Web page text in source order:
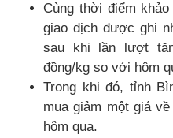
Cùng thời điểm
giao dịch được ghi
sau khi lần lượt
đồng/kg so với hôm
Trong khi đó, tỉnh
mua giảm một giá
hôm qua.